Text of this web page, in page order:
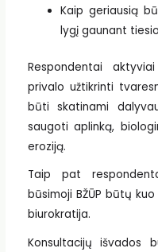
Kaip geriausią
lygį gaunant
Respondentai
privalo užtikrinti
būti skatinami
saugoti aplinką,
eroziją.
Taip pat
būsimoji BŽŪP būtų
biurokratija.
Konsultacijų išvados